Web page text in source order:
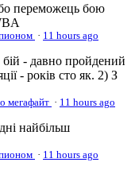
переможець бою
· 11 hours ago
- давно пройдений
- років сто як. 2) З
мегафайт · 11 hours ago
найбільш
· 11 hours ago